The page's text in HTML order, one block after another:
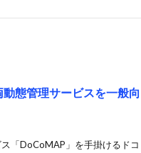
態管理サービスを一般向
「DoCoMAP」を手掛けるドコ